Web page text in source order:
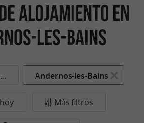
alojamiento en
les-Bains
Andernos-les-Bains
Más filtros